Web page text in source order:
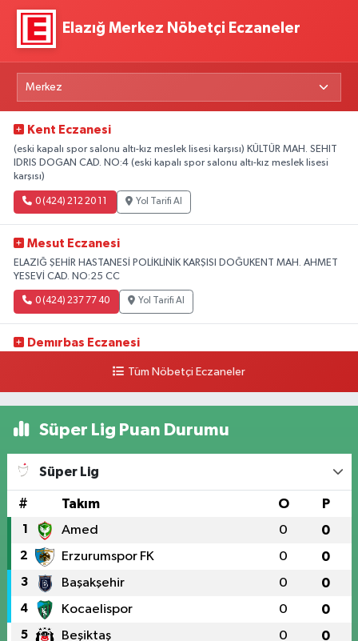
Elazığ Merkez Nöbetçi Eczaneler
Kent Eczanesi
(eski kapalı spor salonu altı-kız meslek lisesi karşısı) KÜLTÜR MAH. SEHIT
IDRIS DOGAN CAD. NO:4 (eski kapalı spor salonu altı-kız meslek lisesi
karşısı)
0 (424) 212 20 11 Yol Tarifi Al
Mesut Eczanesi
ELAZIĞ ŞEHİR HASTANESİ POLİKLİNİK KARŞISI DOĞUKENT MAH. AHMET
YESEVİ CAD. NO:25 CC
0 (424) 237 77 40 Yol Tarifi Al
Demırbas Eczanesi
Özen Eczanesi
Ataşehir Mah. Malatya Cad. No:105
Tüm Nöbetçi Eczaneler
Süper Lig Puan Durumu
Süper Lig
# Takım O P
1 Amed 0 0
2 Erzurumspor FK 0 0
3 Başakşehir 0 0
4 Kocaelispor 0 0
5 Beşiktaş 0 0